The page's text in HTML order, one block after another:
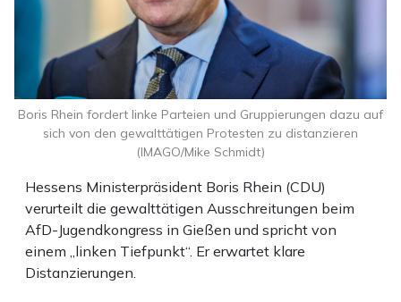
Hessens Ministerpräsident Boris Rhein (CDU)
verurteilt die gewalttätigen Ausschreitungen beim
AfD-Jugendkongress in Gießen und spricht von
einem „linken Tiefpunkt“. Er erwartet klare
Distanzierungen.
Boris Rhein fordert linke Parteien und Gruppierungen dazu auf
sich von den gewalttätigen Protesten zu distanzieren
(IMAGO/Mike Schmidt)